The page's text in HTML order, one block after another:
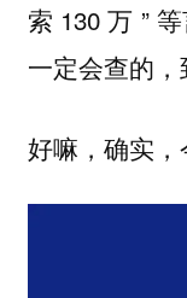
索 130 万 ”
一定会查的，
好嘛，确实